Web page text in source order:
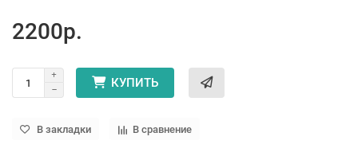
2200р.
КУПИТЬ
В закладки В сравнение